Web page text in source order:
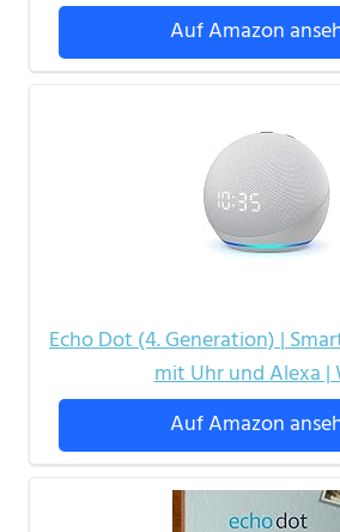
Auf Amazon
Echo Dot (4. Generation) |
mit Uhr und Alexa |
Auf Amazon